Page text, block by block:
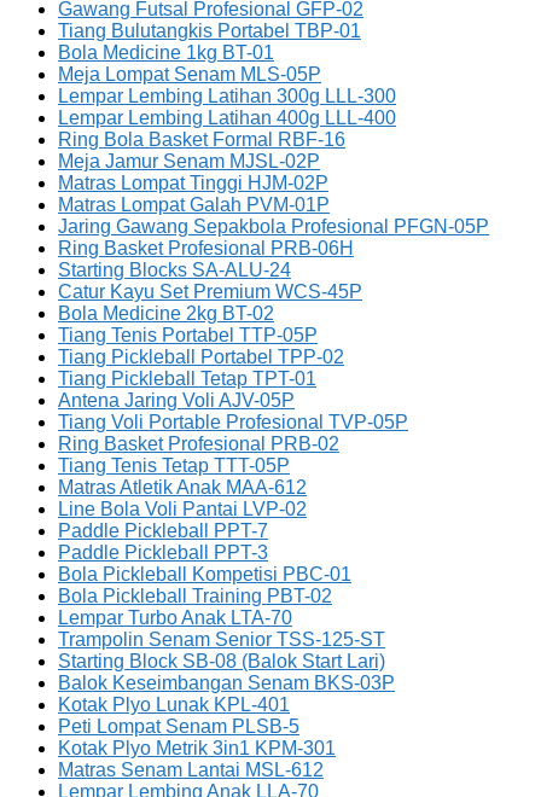
Gawang Futsal Profesional GFP-02
Tiang Bulutangkis Portabel TBP-01
Bola Medicine 1kg BT-01
Meja Lompat Senam MLS-05P
Lempar Lembing Latihan 300g LLL-300
Lempar Lembing Latihan 400g LLL-400
Ring Bola Basket Formal RBF-16
Meja Jamur Senam MJSL-02P
Matras Lompat Tinggi HJM-02P
Matras Lompat Galah PVM-01P
Jaring Gawang Sepakbola Profesional PFGN-05P
Ring Basket Profesional PRB-06H
Starting Blocks SA-ALU-24
Catur Kayu Set Premium WCS-45P
Bola Medicine 2kg BT-02
Tiang Tenis Portabel TTP-05P
Tiang Pickleball Portabel TPP-02
Tiang Pickleball Tetap TPT-01
Antena Jaring Voli AJV-05P
Tiang Voli Portable Profesional TVP-05P
Ring Basket Profesional PRB-02
Tiang Tenis Tetap TTT-05P
Matras Atletik Anak MAA-612
Line Bola Voli Pantai LVP-02
Paddle Pickleball PPT-7
Paddle Pickleball PPT-3
Bola Pickleball Kompetisi PBC-01
Bola Pickleball Training PBT-02
Lempar Turbo Anak LTA-70
Trampolin Senam Senior TSS-125-ST
Starting Block SB-08 (Balok Start Lari)
Balok Keseimbangan Senam BKS-03P
Kotak Plyo Lunak KPL-401
Peti Lompat Senam PLSB-5
Kotak Plyo Metrik 3in1 KPM-301
Matras Senam Lantai MSL-612
Lempar Lembing Anak LLA-70